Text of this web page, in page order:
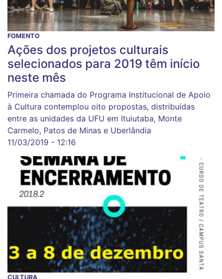
FOMENTO
Ações dos projetos culturais
selecionados para 2019 têm início
neste mês
Primeira chamada do Programa Institucional de Apoio
à Cultura contemplou oito propostas, distribuídas
entre as unidades da UFU em Ituiutaba, Monte
Carmelo, Patos de Minas e Uberlândia
11/03/2019 - 12:16
CULTURA